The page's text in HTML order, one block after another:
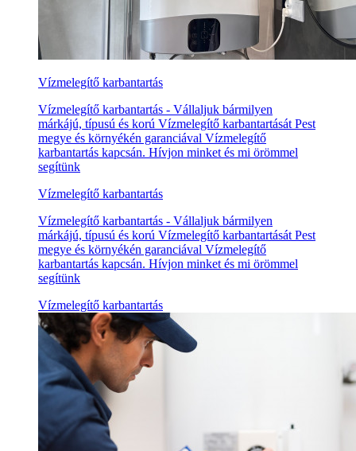
Vízmelegítő karbantartás
Vízmelegítő karbantartás - Vállaljuk bármilyen
márkájú, típusú és korú Vízmelegítő karbantartását Pest
megye és környékén garanciával Vízmelegítő
karbantartás kapcsán. Hívjon minket és mi örömmel
segítünk
Vízmelegítő karbantartás
Vízmelegítő karbantartás - Vállaljuk bármilyen
márkájú, típusú és korú Vízmelegítő karbantartását Pest
megye és környékén garanciával Vízmelegítő
karbantartás kapcsán. Hívjon minket és mi örömmel
segítünk
Vízmelegítő karbantartás